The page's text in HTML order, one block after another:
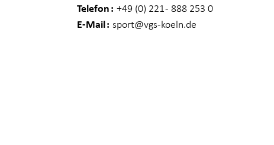
Telefon +49 (0) 221 - 888 253 0
E-Mail sport@vgs-koeln.de